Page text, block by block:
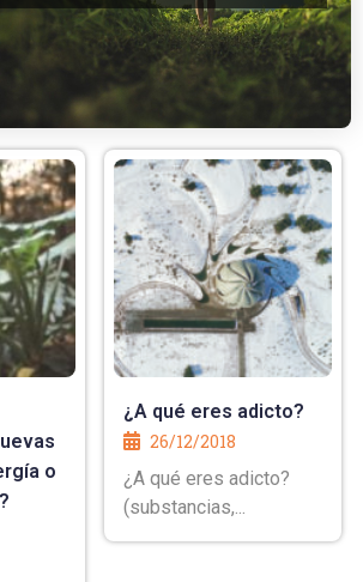
o
¿A qué eres adicto?
26/12/2018
¿A qué eres adicto?
(substancias,...